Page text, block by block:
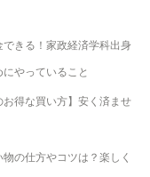
できる！家政経済学科出身
やっていること
得な買い方】安く済ませ
の仕方やコツは？楽しく